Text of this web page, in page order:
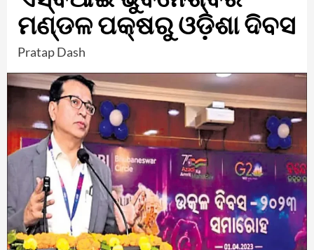
ମଣ୍ଡଳ ପକ୍ଷରୁ ଓଡ଼ିଶା ଦିବସ
Pratap Dash